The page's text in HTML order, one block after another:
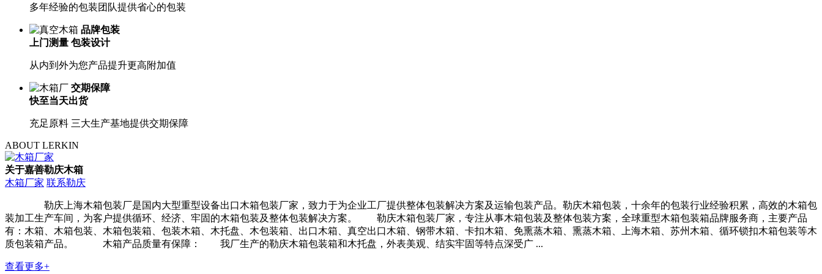
多年经验的包装团队提供省心的包装
品牌包装
上门测量 包装设计
从内到外为您产品提升更高附加值
交期保障
快至当天出货
充足原料 三大生产基地提供交期保障
ABOUT LERKIN
关于嘉善勒庆木箱
木箱厂家 联系勒庆
勒庆上海木箱包装厂是国内大型重型设备出口木箱包装厂家，致力于为企业工厂提供整体包装解决方案及运输包装产品。勒庆木箱包装，十余年的包装行业经验积累，高效的木箱包
装加工生产车间，为客户提供循环、经济、牢固的木箱包装及整体包装解决方案。 勒庆木箱包装厂家，专注从事木箱包装及整体包装方案，全球重型木箱包装箱品牌服务商，主要产品
有：木箱、木箱包装、木箱包装箱、包装木箱、木托盘、木包装箱、出口木箱、真空出口木箱、钢带木箱、卡扣木箱、免熏蒸木箱、熏蒸木箱、上海木箱、苏州木箱、循环锁扣木箱包装等木
质包装箱产品。 木箱产品质量有保障： 我厂生产的勒庆木箱包装箱和木托盘，外表美观、结实牢固等特点深受广 ...
查看更多+